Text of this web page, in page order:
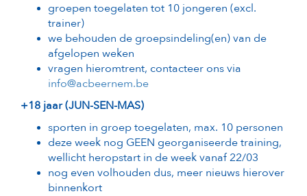
groepen toegelaten tot 10 jongeren (excl.
trainer)
we behouden de groepsindeling(en) van de
afgelopen weken
vragen hieromtrent, contacteer ons via
info@acbeernem.be
+18 jaar (JUN-SEN-MAS)
sporten in groep toegelaten, max. 10 personen
deze week nog GEEN georganiseerde training,
wellicht heropstart in de week vanaf 22/03
nog even volhouden dus, meer nieuws hierover
binnenkort